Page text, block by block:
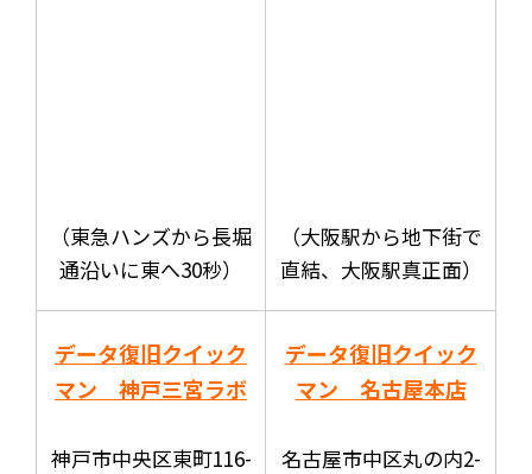
（東急ハンズから長堀
通沿いに東へ30秒）
（大阪駅から地下街で
直結、大阪駅真正面）
データ復旧クイック
マン 神戸三宮ラボ
神戸市中央区東町116-
データ復旧クイック
マン 名古屋本店
名古屋市中区丸の内2-